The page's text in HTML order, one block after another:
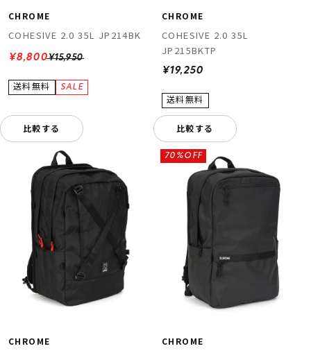
CHROME
COHESIVE 2.0 35L JP214BK
¥15,950
¥8,800
比較する
CHROME
COHESIVE 2.0 35L
JP215BKTP
¥19,250
比較する
CHROME CHROME
70%OFF